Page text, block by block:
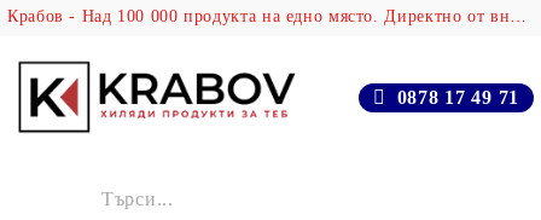
Крабов - Над 100 000 продукта на едно място. Директно от вносителя!
0878 17 49 71